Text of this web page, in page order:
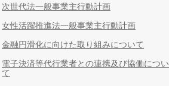
次世代法一般事業主行動計画
女性活躍推進法一般事業主行動計画
金融円滑化に向けた取り組みについて
電子決済等代行業者との連携及び協働につい
て